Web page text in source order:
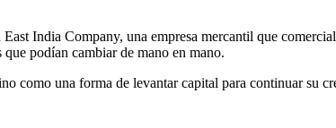
India Company, una empresa mercantil que
podían cambiar de mano en mano.
como una forma de levantar capital para continuar su